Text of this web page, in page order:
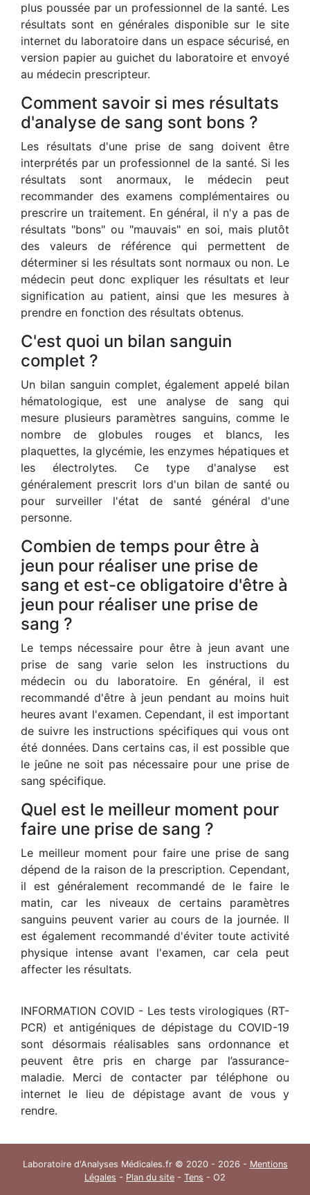
plus poussée par un professionnel de la santé. Les
résultats sont en générales disponible sur le site
internet du laboratoire dans un espace sécurisé, en
version papier au guichet du laboratoire et envoyé
au médecin prescripteur.
Comment savoir si mes résultats
d'analyse de sang sont bons ?
Les résultats d'une prise de sang doivent être
interprétés par un professionnel de la santé. Si les
résultats sont anormaux, le médecin peut
recommander des examens complémentaires ou
prescrire un traitement. En général, il n'y a pas de
résultats "bons" ou "mauvais" en soi, mais plutôt
des valeurs de référence qui permettent de
déterminer si les résultats sont normaux ou non. Le
médecin peut donc expliquer les résultats et leur
signification au patient, ainsi que les mesures à
prendre en fonction des résultats obtenus.
C'est quoi un bilan sanguin
complet ?
Un bilan sanguin complet, également appelé bilan
hématologique, est une analyse de sang qui
mesure plusieurs paramètres sanguins, comme le
nombre de globules rouges et blancs, les
plaquettes, la glycémie, les enzymes hépatiques et
les électrolytes. Ce type d'analyse est
généralement prescrit lors d'un bilan de santé ou
pour surveiller l'état de santé général d'une
personne.
Combien de temps pour être à
jeun pour réaliser une prise de
sang et est-ce obligatoire d'être à
jeun pour réaliser une prise de
sang ?
Le temps nécessaire pour être à jeun avant une
prise de sang varie selon les instructions du
médecin ou du laboratoire. En général, il est
recommandé d'être à jeun pendant au moins huit
heures avant l'examen. Cependant, il est important
de suivre les instructions spécifiques qui vous ont
été données. Dans certains cas, il est possible que
le jeûne ne soit pas nécessaire pour une prise de
sang spécifique.
Quel est le meilleur moment pour
faire une prise de sang ?
Le meilleur moment pour faire une prise de sang
dépend de la raison de la prescription. Cependant,
il est généralement recommandé de le faire le
matin, car les niveaux de certains paramètres
sanguins peuvent varier au cours de la journée. Il
est également recommandé d'éviter toute activité
physique intense avant l'examen, car cela peut
affecter les résultats.
INFORMATION COVID - Les tests virologiques (RT-
PCR) et antigéniques de dépistage du COVID-19
sont désormais réalisables sans ordonnance et
peuvent être pris en charge par l’assurance-
maladie. Merci de contacter par téléphone ou
internet le lieu de dépistage avant de vous y
rendre.
Laboratoire d'Analyses Médicales.fr © 2020 - 2026 - Mentions
Légales - Plan du site - Tens - O2